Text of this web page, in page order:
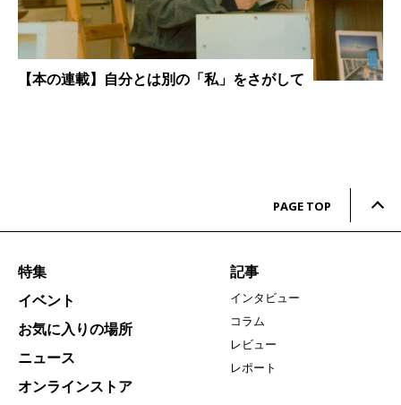
【本の連載】自分とは別の「私」をさがして
PAGE TOP
特集
イベント
お気に入りの場所
ニュース
オンラインストア
記事
インタビュー
コラム
レビュー
レポート